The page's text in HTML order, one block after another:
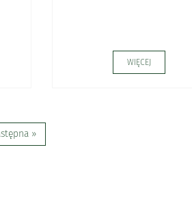
WIĘCEJ
»